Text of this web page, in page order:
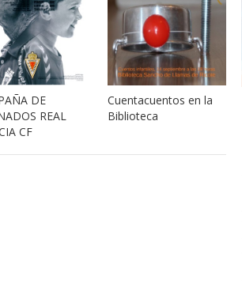
DE
REAL
CF
Cuentacuentos en la
Biblioteca